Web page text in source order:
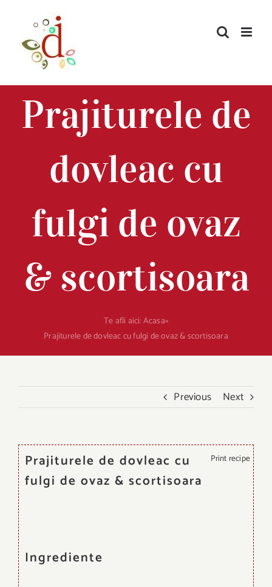
content
Prajiturele de
dovleac cu
fulgi de ovaz
& scortisoara
Te afli aici:Acasa»
Prajiturele de dovleac cu fulgi de ovaz & scortisoara
Previous Next
Prajiturele de dovleac cu
fulgi de ovaz & scortisoara
Print recipe
Ingrediente